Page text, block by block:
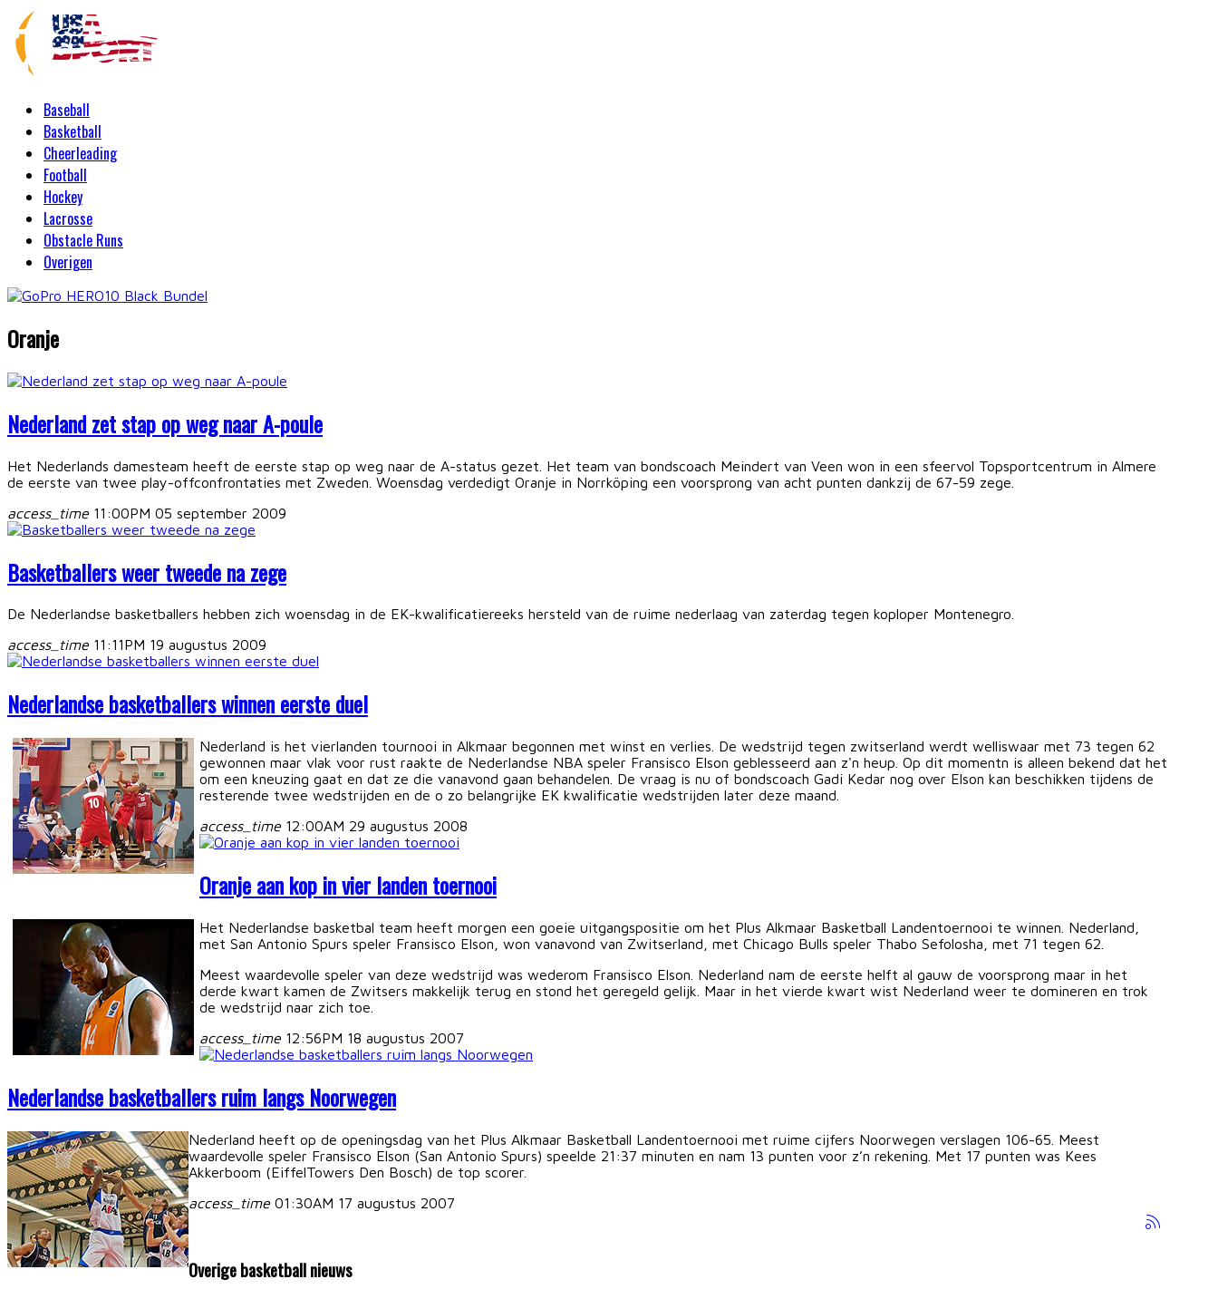
Baseball
Basketball
Cheerleading
Football
Hockey
Lacrosse
Obstacle Runs
Overigen
Oranje
Nederland zet stap op weg naar A-poule
Het Nederlands damesteam heeft de eerste stap op weg naar de A-status gezet. Het team van bondscoach Meindert van Veen won in een sfeervol Topsportcentrum in Almere
de eerste van twee play-offconfrontaties met Zweden. Woensdag verdedigt Oranje in Norrköping een voorsprong van acht punten dankzij de 67-59 zege.
access_time 11:00PM 05 september 2009
Basketballers weer tweede na zege
De Nederlandse basketballers hebben zich woensdag in de EK-kwalificatiereeks hersteld van de ruime nederlaag van zaterdag tegen koploper Montenegro.
access_time 11:11PM 19 augustus 2009
Nederlandse basketballers winnen eerste duel
Nederland is het vierlanden tournooi in Alkmaar begonnen met winst en verlies. De wedstrijd tegen zwitserland werdt welliswaar met 73 tegen 62
gewonnen maar vlak voor rust raakte de Nederlandse NBA speler Fransisco Elson geblesseerd aan z'n heup. Op dit momentn is alleen bekend dat het
om een kneuzing gaat en dat ze die vanavond gaan behandelen. De vraag is nu of bondscoach Gadi Kedar nog over Elson kan beschikken tijdens de
resterende twee wedstrijden en de o zo belangrijke EK kwalificatie wedstrijden later deze maand.
access_time 12:00AM 29 augustus 2008
Oranje aan kop in vier landen toernooi
Het Nederlandse basketbal team heeft morgen een goeie uitgangspositie om het Plus Alkmaar Basketball Landentoernooi te winnen. Nederland,
met San Antonio Spurs speler Fransisco Elson, won vanavond van Zwitserland, met Chicago Bulls speler Thabo Sefolosha, met 71 tegen 62.
Meest waardevolle speler van deze wedstrijd was wederom Fransisco Elson. Nederland nam de eerste helft al gauw de voorsprong maar in het
derde kwart kamen de Zwitsers makkelijk terug en stond het geregeld gelijk. Maar in het vierde kwart wist Nederland weer te domineren en trok
de wedstrijd naar zich toe.
access_time 12:56PM 18 augustus 2007
Nederlandse basketballers ruim langs Noorwegen
Nederland heeft op de openingsdag van het Plus Alkmaar Basketball Landentoernooi met ruime cijfers Noorwegen verslagen 106-65. Meest
waardevolle speler Fransisco Elson (San Antonio Spurs) speelde 21:37 minuten en nam 13 punten voor z’n rekening. Met 17 punten was Kees
Akkerboom (EiffelTowers Den Bosch) de top scorer.
access_time 01:30AM 17 augustus 2007
Overige basketball nieuws